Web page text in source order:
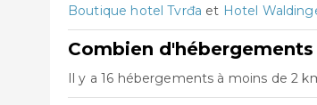
Boutique hotel Tvrđa et Hotel
Combien
Il y a 16 hébergements à moins de 2